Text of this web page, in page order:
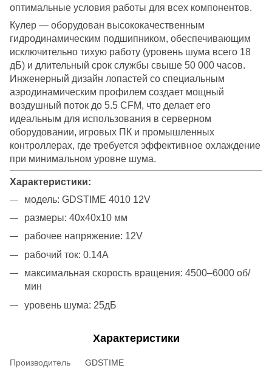
оптимальные условия работы для всех компонентов.
Кулер — оборудован высококачественным
гидродинамическим подшипником, обеспечивающим
исключительно тихую работу (уровень шума всего 18
дБ) и длительный срок службы свыше 50 000 часов.
Инженерный дизайн лопастей со специальным
аэродинамическим профилем создает мощный
воздушный поток до 5.5 CFM, что делает его
идеальным для использования в серверном
оборудовании, игровых ПК и промышленных
контроллерах, где требуется эффективное охлаждение
при минимальном уровне шума.
Характеристики:
модель: GDSTIME 4010 12V
размеры: 40x40x10 мм
рабочее напряжение: 12V
рабочий ток: 0.14А
максимальная скорость вращения: 4500–6000 об/
мин
уровень шума: 25дБ
Характеристики
Производитель
GDSTIME